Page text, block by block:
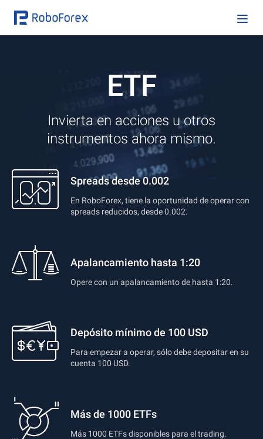
ETF
Invierta en acciones u otros
instrumentos ahora mismo.
Spreads desde 0.002
En RoboForex, tiene la oportunidad de operar con
spreads reducidos, desde 0.002.
Apalancamiento hasta 1:20
Opere con un apalancamiento de hasta 1:20.
Depósito mínimo de 100 USD
Para empezar a operar, sólo debe depositar en su
cuenta 100 USD.
Más de 1000 ETFs
Más 1000 ETFs disponibles para el trading.